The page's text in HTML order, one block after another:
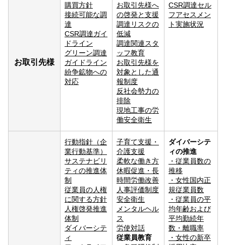
お取引先様
購買方針
接続可能な調
達
CSR調達ガイ
ドライン
グリーン調達
ガイドライン
紛争鉱物への
対応
お取引先様へ
の啓発と支援
調達リスクの
低減
調達関連スタ
ッフ教育
お取引先様を
対象とした通
報制度
反社会勢力の
排除
現地工事の労
働安全衛生
CSR調達セル
フアセスメン
ト実施状況
行動指針（企
業行動基準）
サステナビリ
ティの推進体
制
従業員の人権
に関する方針
人権啓発推進
体制
ダイバーシテ
ィ
子育て支援・
介護支援
柔軟な働き方
休暇促進・長
時間労働改善
人事評価制度
安全衛生
メンタルヘル
ス
労使対話
従業員教育
ダイバーシテ
ィの推進
・ 従業員数の
推移
・ 女性国内正
規従業員数
・ 従業員の平
均年齢および
平均勤続年
数・離職率
・ 女性の新卒